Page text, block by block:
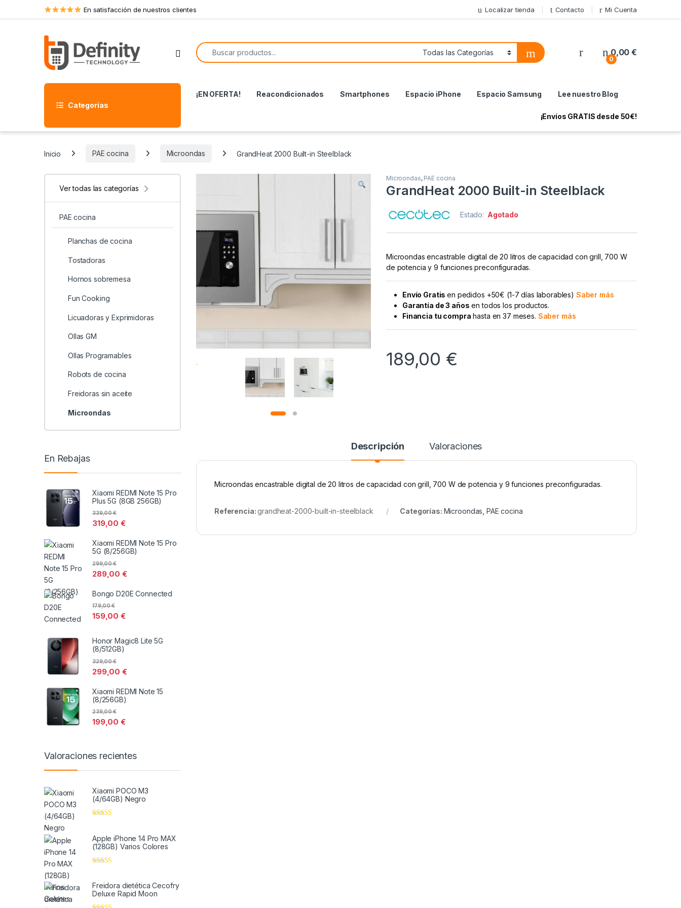
Skip to navigation
Skip to content En satisfacción de nuestros clientes Localizar tienda Contacto Mi Cuenta
Open
Search for:
My Account
0
0,00€
Categorías
¡EN OFERTA! Reacondicionados Smartphones Espacio iPhone Espacio Samsung Lee nuestro Blog
¡Envíos GRATIS desde 50€!
Inicio PAE cocina Microondas GrandHeat 2000 Built-in Steelblack
Microondas, PAE cocina
GrandHeat 2000 Built-in Steelblack
Estado: Agotado
Microondas encastrable digital de 20 litros de capacidad con grill, 700 W
de potencia y 9 funciones preconfiguradas.
Envío Gratisen pedidos +50€ (1-7 días laborables) Saber más
Garantía de 3 años en todos los productos.
Financia tu compra hasta en 37 meses. Saber más
189,00 €
Descripción Valoraciones
Microondas encastrable digital de 20 litros de capacidad con grill, 700 W de potencia y 9 funciones preconfiguradas.
Referencia:grandheat-2000-built-in-steelblack Categorías: Microondas PAE cocina
Ver todas las categorías
PAE cocina
Planchas de cocina
Tostadoras
Hornos sobremesa
Fun Cooking
Licuadoras y Exprimidoras
Ollas GM
Ollas Programables
Robots de cocina
Freidoras sin aceite
Microondas
En Rebajas
Xiaomi REDMI Note 15 Pro
Plus 5G (8GB 256GB)
319,00€
339,00€
Xiaomi REDMI Note 15 Pro
5G (8/256GB)
289,00€
299,00€
Bongo D20E Connected
159,00€
179,00€
Honor Magic8 Lite 5G
(8/512GB)
299,00€
329,00€
Xiaomi REDMI Note 15
(8/256GB)
199,00€
239,00€
Valoraciones recientes
Xiaomi POCO M3
(4/64GB) Negro
Apple iPhone 14 Pro MAX
(128GB) Varios Colores
Freidora dietética Cecofry
Deluxe Rapid Moon